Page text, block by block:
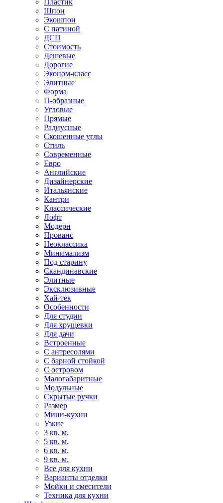
Пластик
Шпон
Экошпон
С патиной
ДСП
Стоимость
Дешевые
Дорогие
Эконом-класс
Элитные
Форма
П-образные
Угловые
Прямые
Радиусные
Скошенные углы
Стиль
Современные
Евро
Английские
Дизайнерские
Итальянские
Кантри
Классические
Лофт
Модерн
Прованс
Неоклассика
Минимализм
Под старину
Скандинавские
Элитные
Эксклюзивные
Хай-тек
Особенности
Для студии
Для хрущевки
Для дачи
Встроенные
С антресолями
С барной стойкой
С островом
Малогабаритные
Модульные
Скрытые ручки
Размер
Мини-кухни
Узкие
3 кв. м.
5 кв. м.
6 кв. м.
9 кв. м.
Все для кухни
Варианты отделки
Мойки и смесители
Техника для кухни